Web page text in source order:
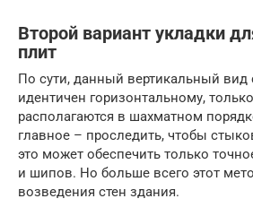
Второй вариант укладки
плит
По сути, данный вертикальный вид
идентичен горизонтальному,
располагаются в шахматном
главное – проследить, чтобы
это может обеспечить только
и шипов. Но больше всего этот
возведения стен здания.